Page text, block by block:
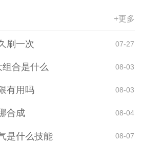
+更多
刷一次 07-27
合是什么 08-03
有用吗 08-03
合成 08-04
是什么技能 08-07